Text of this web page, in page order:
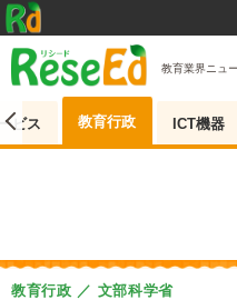
教育業界ニュ
ビス 教育行政 ICT機器
教育行政 文部科学省